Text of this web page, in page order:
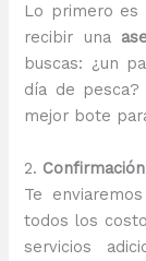
Lo primero es
recibir una
buscas: ¿un
día de
mejor bote
2.
Te
todos los
servicios